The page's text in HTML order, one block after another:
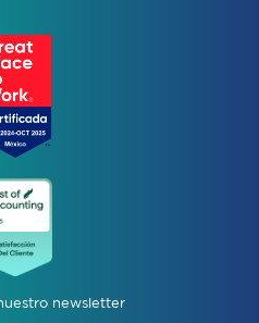
newsletter